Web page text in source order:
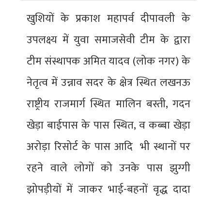
खुशियों के प्रकाश महापर्व दीपावली के
उपलक्ष्य में युवा समाजसेवी टीम के द्वारा
टीम संस्थापक अमित यादव (लोक नगर) के
नेतृत्व में उन्नाव सदर के क्षेत्र स्थित लखनऊ
राष्ट्रीय राजमार्ग स्थित मालिन बस्ती, गदन
खेड़ा बाईपास के पास स्थित, व कब्बा खेड़ा
अरोड़ा रिसोर्ट के पास आदि भी स्थानों पर
रहने वाले लोगों को उनके पास झुग्गी
झोपड़ीयों में जाकर भाई-बहनों वृद्ध दादा